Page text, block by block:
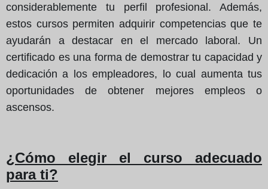
considerablemente tu perfil profesional. Además,
estos cursos permiten adquirir competencias que te
ayudarán a destacar en el mercado laboral. Un
certificado es una forma de demostrar tu capacidad y
dedicación a los empleadores, lo cual aumenta tus
oportunidades de obtener mejores empleos o
ascensos.
¿Cómo elegir el curso adecuado
para ti?